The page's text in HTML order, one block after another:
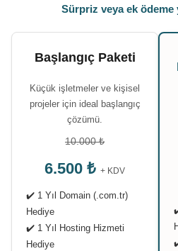
Sürpriz veya ek ödeme
Başlangıç Paketi
Küçük işletmeler ve kişisel
projeler için ideal başlangıç
çözümü.
10.000 ₺
6.500 ₺ + KDV
✔️ 1 Yıl Domain (.com.tr)
Hediye
✔️ 1 Yıl Hosting Hizmeti
Hediye